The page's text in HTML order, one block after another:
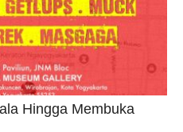
Hingga Membuka